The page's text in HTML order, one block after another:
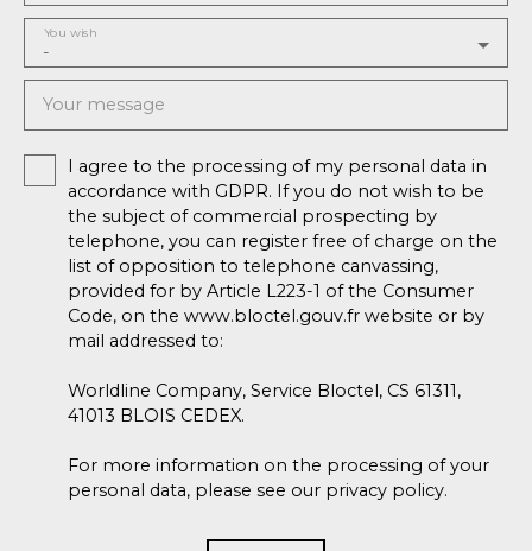
-
You wish
Your message
I agree to the processing of my personal data in
accordance with GDPR. If you do not wish to be
the subject of commercial prospecting by
telephone, you can register free of charge on the
list of opposition to telephone canvassing,
provided for by Article L223-1 of the Consumer
Code, on the www.bloctel.gouv.fr website or by
mail addressed to:
Worldline Company, Service Bloctel, CS 61311,
41013 BLOIS CEDEX.
For more information on the processing of your
personal data, please see our privacy policy.